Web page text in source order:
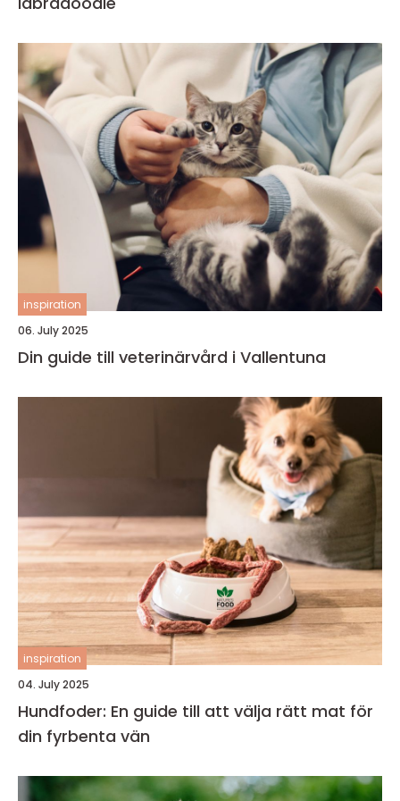
inspiration
06. July 2025
Din guide till veterinärvård i Vallentuna
inspiration
04. July 2025
Hundfoder: En guide till att välja rätt mat för
din fyrbenta vän